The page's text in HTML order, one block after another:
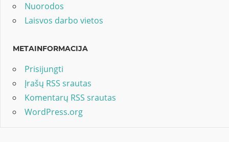
Nuorodos
Laisvos darbo vietos
METAINFORMACIJA
Prisijungti
Įrašų RSS srautas
Komentarų RSS srautas
WordPress.org